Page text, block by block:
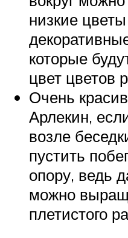
низкие
которые
цвет цветов
Очень
Арлекин,
возле
пустить
опору, ведь
можно
плетистого